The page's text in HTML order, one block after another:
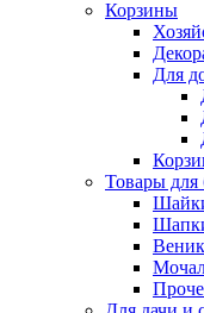
Корзины
Для
Товары для